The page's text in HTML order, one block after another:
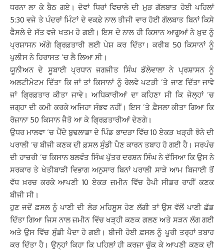
ਧਰਨਾ ਲਾ ਕੇ ਬੈਠ ਗਏ। ਦੋਵਾਂ ਧਿਰਾਂ ਵਿਚਾਲੇ ਦੀ ਮੁੜ ਗੱਲਬਾਤ ਹੋਈ ਪਹਿਲਾਂ
5:30 ਵਜੇ ਤੇ ਪੰਦਰਾਂ ਮਿੰਟਾਂ ਦੇ ਵਕਫ਼ੇ ਨਾਲ ਤੀਜੀ ਵਾਰ ਹੋਈ ਗੱਲਬਾਤ ਬਿਨਾਂ ਕਿਸੇ
ਫੈਸਲੇ ਦੇ ਸੱਤ ਵਜੇ ਖਤਮ ਹੋ ਗਈ। ਇਸ ਦੇ ਨਾਲ ਹੀ ਕਿਸਾਨ ਆਗੂਆਂ ਨੇ ਖ਼ੁਦ ਨੂੰ
ਪ੍ਰਸ਼ਾਸਨ ਅੱਗੇ ਗ੍ਰਿਫ਼ਤਾਰੀ ਲਈ ਪੇਸ਼ ਕਰ ਦਿੱਤਾ। ਕਰੀਬ 50 ਕਿਸਾਨਾਂ ਨੂੰ
ਪੁਲੀਸ ਨੇ ਹਿਰਾਸਤ ’ਚ ਲੈ ਲਿਆ ਸੀ।
ਯੂਨੀਅਨ ਦੇ ਸੂਬਾਈ ਪ੍ਰਧਾਨ ਜਗਜੀਤ ਸਿੰਘ ਡੱਲੇਵਾਲਾ ਨੇ ਪ੍ਰਸ਼ਾਸਨ ਨੂੰ
ਅਲਟੀਮੇਟਮ ਦਿੱਤਾ ਕਿ ਜਾਂ ਤਾਂ ਕਿਸਾਨਾਂ ਨੂੰ ਰੇਲਵੇ ਪਟੜੀ ’ਤੇ ਜਾਣ ਦਿੱਤਾ ਜਾਵੇ
ਜਾਂ ਗ੍ਰਿਫ਼ਤਾਰ ਕੀਤਾ ਜਾਵੇ। ਅਧਿਕਾਰੀਆਂ ਦਾ ਕਹਿਣਾ ਸੀ ਕਿ ਜੇਲ੍ਹਾਂ ’ਚ
ਜਗ੍ਹਾ ਦੀ ਕਮੀ ਕਰਕੇ ਅਜਿਹਾ ਸੰਭਵ ਨਹੀਂ। ਇਸ ’ਤੇ ਫ਼ੈਸਲਾ ਕੀਤਾ ਗਿਆ ਕਿ
ਰੋਜ਼ਾਨਾ 50 ਕਿਸਾਨ ਜੈਤੋ ਆ ਕੇ ਗਿ੍ਰਫ਼ਤਾਰੀਆਂ ਦੇਣਗੇ।
ਉਧਰ ਮਾਲਵਾ ‘ਚ ਪੈਂਦੇ ਬੁਢਲਾਡਾ ਦੇ ਪਿੰਡ ਭਾਦੜਾ ਵਿੱਚ 10 ਏਕੜ ਖੜ੍ਹੀ ਝੋਨੇ ਦੀ
ਪਰਾਲੀ ’ਚ ਬੀਜੀ ਕਣਕ ਦੀ ਫ਼ਸਲ ਸੁੰਡੀ ਪੈਣ ਕਾਰਨ ਤਬਾਹ ਹੋ ਗਈ ਹੈ। ਸਰਪੰਚ
ਦੀ ਹਾਜ਼ਰੀ ’ਚ ਕਿਸਾਨ ਬਲਵੰਤ ਸਿੰਘ ਪੁੱਤਰ ਦਰਸ਼ਨ ਸਿੰਘ ਨੇ ਦੱਸਿਆ ਕਿ ਉਸ ਨੇ
ਸਰਕਾਰ ਤੇ ਖੇਤੀਬਾੜੀ ਵਿਭਾਗ ਅਨੁਸਾਰ ਬਿਨਾਂ ਪਰਾਲੀ ਸਾੜੇ ਆਮ ਬਿਜਾਈ ਤੋਂ
ਵੱਧ ਖ਼ਰਚ ਕਰਕੇ ਆਪਣੀ 10 ਏਕੜ ਜ਼ਮੀਨ ਵਿੱਚ ਹੈਪੀ ਸੀਡਰ ਰਾਹੀਂ ਕਣਕ
ਬੀਜੀ ਸੀ।
ਹੁਣ ਜਦੋਂ ਫ਼ਸਲ ਨੂੰ ਪਾਣੀ ਦੀ ਲੋੜ ਮਹਿਸੂਸ ਹੋਣ ਲੱਗੀ ਤਾਂ ਉਸ ਵੱਲੋਂ ਪਾਣੀ ਛੱਡ
ਦਿੱਤਾ ਗਿਆ ਜਿਸ ਨਾਲ ਜ਼ਮੀਨ ਵਿੱਚ ਖੜ੍ਹੀ ਕਣਕ ਗਲਣ ਅਤੇ ਸੜਨ ਲੱਗ ਗਈ
ਅਤੇ ਉਸ ਵਿੱਚ ਸੁੰਡੀ ਪੈਦਾ ਹੋ ਗਈ। ਬੀਜੀ ਹੋਈ ਫ਼ਸਲ ਨੂੰ ਪੂਰੀ ਤਰ੍ਹਾਂ ਤਬਾਹ
ਕਰ ਦਿੱਤਾ ਹੈ। ਉਨ੍ਹਾਂ ਕਿਹਾ ਕਿ ਪਹਿਲਾਂ ਹੀ ਕਰਜ਼ਾ ਚੁੱਕ ਕੇ ਆਪਣੀ ਕਣਕ ਦੀ